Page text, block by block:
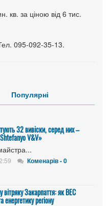
кв. за ціною від 6 тис.
095-092-35-13.
Популярні
32 вивіски, серед них –
V&V»
Коменарів - 0
Закарпаття: як ВЕС
енергетику регіону